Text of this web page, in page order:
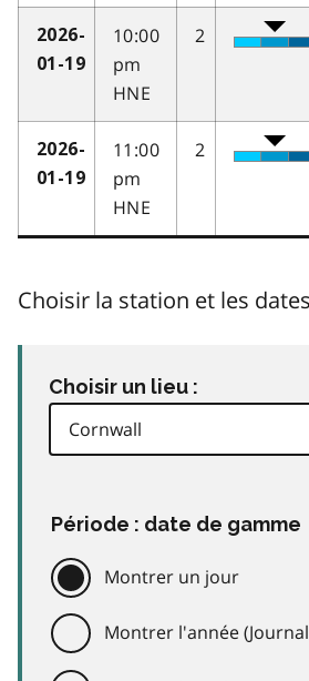
2026-
01-19
10:00
pm
HNE
2
2026-
01-19
11:00
pm
HNE
2
Choisir la station et les
Choisir un lieu :
Période : date de gamme
Montrer un jour
Montrer l'année